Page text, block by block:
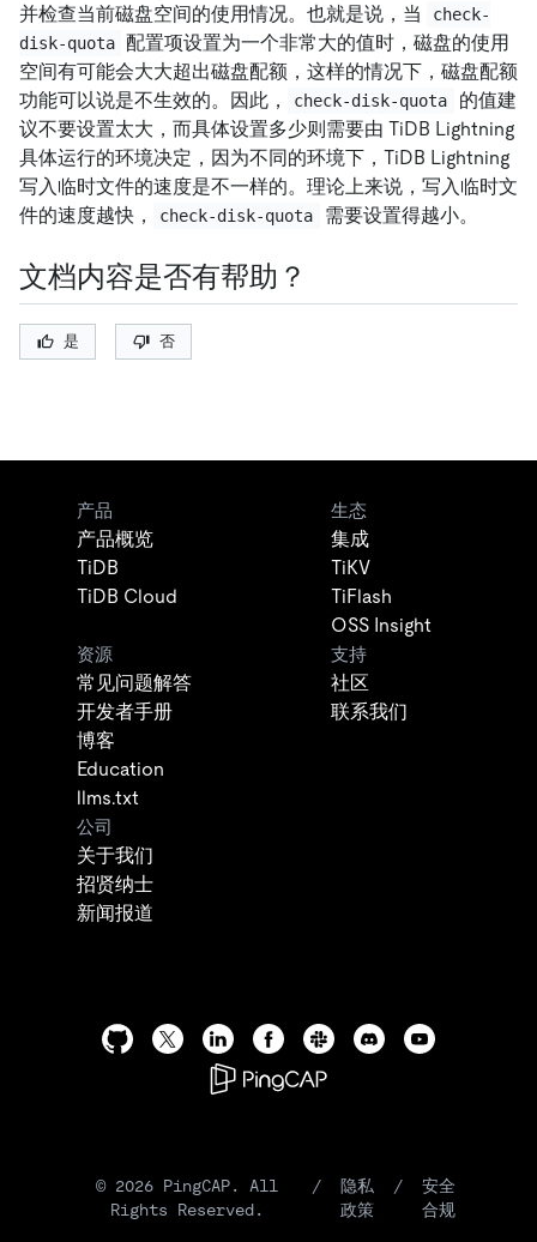
并检查当前磁盘空间的使用情况。也就是说，当
check-
disk-quota 配置项设置为一个非常大的值时，磁盘的使用
空间有可能会大大超出磁盘配额，这样的情况下，磁盘配额
功能可以说是不生效的。因此，
check-disk-quota
的值建
议不要设置太大，而具体设置多少则需要由 TiDB Lightning
具体运行的环境决定，因为不同的环境下，TiDB Lightning
写入临时文件的速度是不一样的。理论上来说，写入临时文
件的速度越快，
check-disk-quota 需要设置得越小。
文档内容是否有帮助？
是 否
产品
产品概览
TiDB
TiDB Cloud
生态
集成
TiKV
TiFlash
OSS Insight
资源
常见问题解答
开发者手册
博客
Education
llms.txt
支持
社区
联系我们
公司
关于我们
招贤纳士
新闻报道
© 2026 PingCAP. All
Rights Reserved.
/
隐私
政策
/
安全
合规